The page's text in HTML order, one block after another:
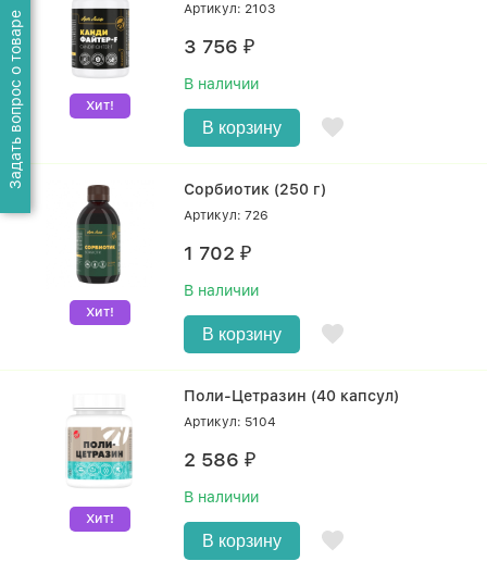
Хит!
Артикул: 2103
3 756₽
В наличии
В корзину
Хит!
Сорбиотик (250 г)
Артикул: 726
1 702₽
В наличии
В корзину
Хит!
Поли-Цетразин (40 капсул)
Артикул: 5104
2 586₽
В наличии
В корзину
Задать вопрос о товаре